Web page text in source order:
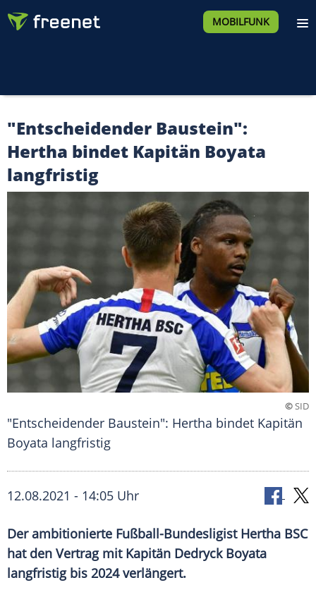
MOBILFUNK
"Entscheidender Baustein":
Hertha bindet Kapitän Boyata
langfristig
©SID
"Entscheidender Baustein": Hertha bindet Kapitän
Boyata langfristig
12.08.2021 - 14:05 Uhr
Der ambitionierte Fußball-Bundesligist Hertha BSC
hat den Vertrag mit Kapitän Dedryck Boyata
langfristig bis 2024 verlängert.